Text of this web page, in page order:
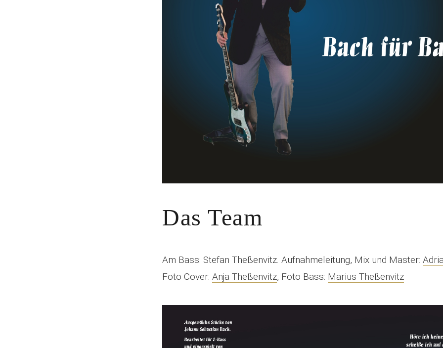
Das Team
Am Bass: Stefan Theßenvitz. Aufnahmeleitung, Mix und Master:
Foto Cover: Anja Theßenvitz, Foto Bass: Marius Theßenvitz